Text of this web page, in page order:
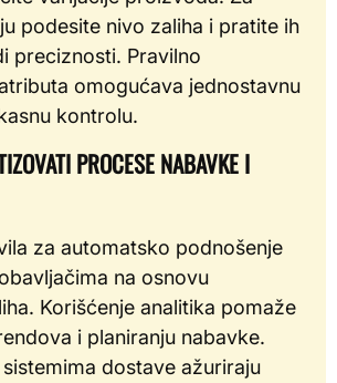
podesite nivo zaliha i pratite ih
preciznosti. Pravilno
omogućava jednostavnu
kontrolu.
PROCESE NABAVKE I
za automatsko podnošenje
na osnovu
Korišćenje analitika pomaže
i planiranju nabavke.
dostave ažuriraju